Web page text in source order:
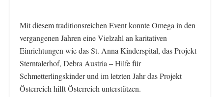
Mit diesem traditionsreichen Event konnte Omega in den
vergangenen Jahren eine Vielzahl an karitativen
Einrichtungen wie das St. Anna Kinderspital, das Projekt
Sterntalerhof, Debra Austria – Hilfe für
Schmetterlingskinder und im letzten Jahr das Projekt
Österreich hilft Österreich unterstützen.